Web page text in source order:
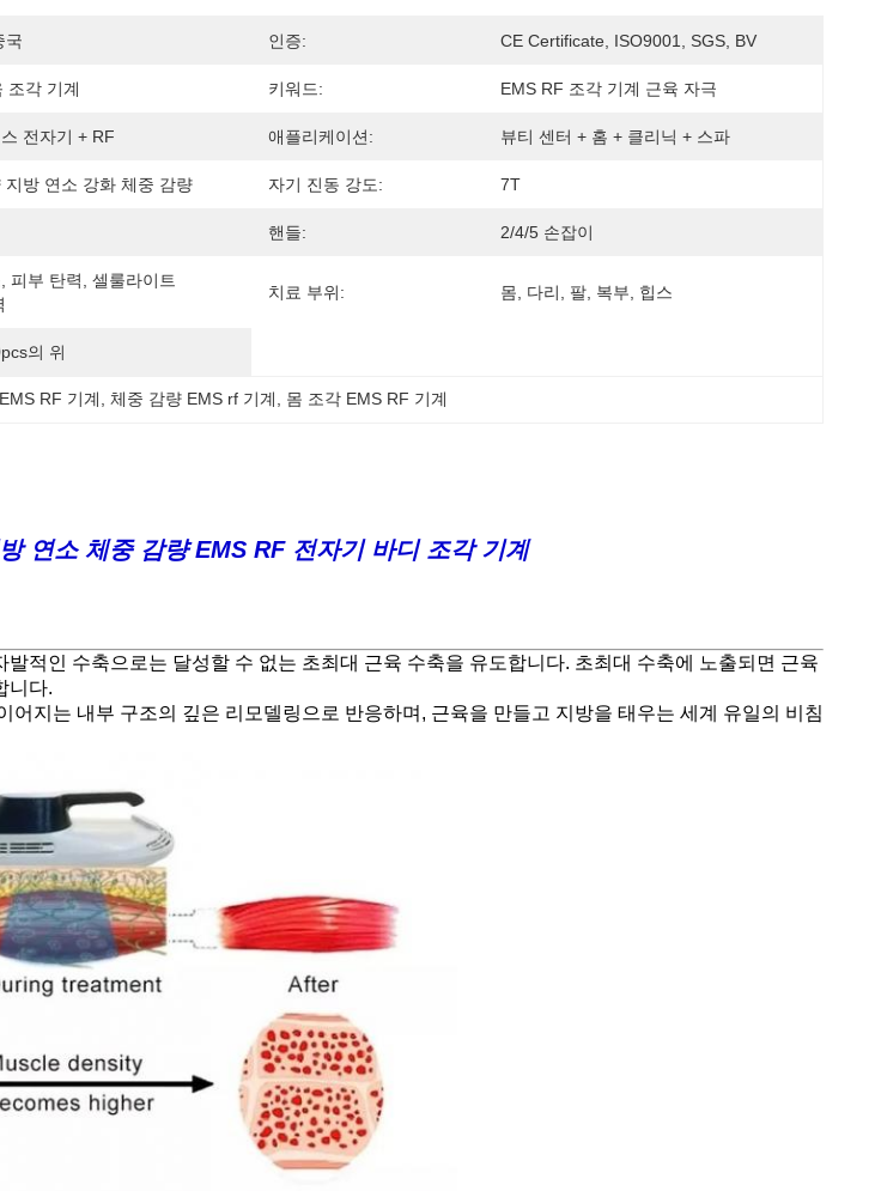
국 인증: CE Certificate, ISO9001, SGS, BV
조각 기계 키워드: EMS RF 조각 기계 근육 자극
전자기 + RF 애플리케이션: 뷰티 센터 + 홈 + 클리닉 + 스파
지방 연소 강화 체중 감량 자기 진동 강도: 7T
핸들: 2/4/5 손잡이
피부 탄력, 셀룰라이트
치료 부위: 몸, 다리, 팔, 복부, 힙스
의 위
RF 기계 체중 감량 EMS rf 기계 몸 조각 EMS RF 기계
연소 체중 감량 EMS RF 전자기 바디 조각 기계
적인 수축으로는 달성할 수 없는 초최대 근육 수축을 유도합니다. 초최대 수축에 노출되면 근육
니다.
어지는 내부 구조의 깊은 리모델링으로 반응하며, 근육을 만들고 지방을 태우는 세계 유일의 비침